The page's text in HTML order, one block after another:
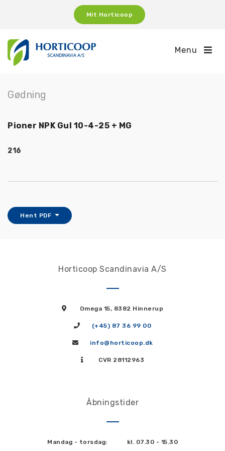
Mit Horticoop
Menu
Gødning
Pioner NPK Gul 10-4-25 + MG
216
Hent PDF
Horticoop Scandinavia A/S
Omega 15, 8382 Hinnerup
(+45) 87 36 99 00
info@horticoop.dk
CVR 28112963
Åbningstider
Mandag - torsdag: kl. 07.30 - 15.30